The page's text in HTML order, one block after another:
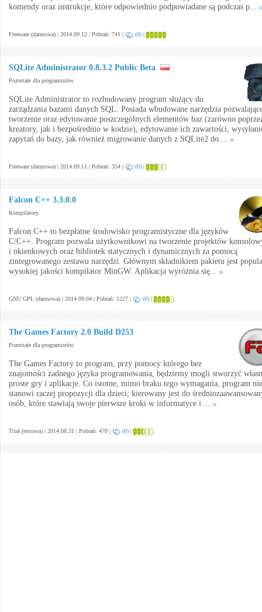
komendy oraz instrukcje, które odpowiednio podpowiadane są podczas p...
Freeware (darmowa) | 2014.09.12 | Pobrań: 741 | (0) |
SQLite Administrator 0.8.3.2 Public Beta
Pozostałe dla programistów
SQLite Administrator to rozbudowany program służący do
zarządzania bazami danych SQL. Posiada wbudowane narzędzia
tworzenie oraz edytowanie poszczególnych elementów baz (zarówno
kreatory, jak i bezpośrednio w kodzie), edytowanie ich zawartości,
zapytań do bazy, jak również migrowanie danych z SQLite2 do ...
Freeware (darmowa) | 2014.09.11 | Pobrań: 354 | (0) |
Falcon C++ 3.3.0.0
Kompilatory
Falcon C++ to bezpłatne środowisko programistyczne dla języków
C/C++. Program pozwala użytkownikowi na tworzenie projektów
i okienkowych oraz bibliotek statycznych i dynamicznych za pomocą
zintegrowanego zestawu narzędzi. Głównym składnikiem pakietu jest
wysokiej jakości kompilator MinGW. Aplikacja wyróżnia się...
GNU GPL (darmowa) | 2014.09.04 | Pobrań: 1227 | (0) |
The Games Factory 2.0 Build D253
Pozostałe dla programistów
The Games Factory to program, przy pomocy którego bez
znajomości żadnego języka programowania, będziemy mogli stworzyć
proste gry i aplikacje. Co istotne, mimo braku tego wymagania, program nie
stanowi raczej propozycji dla dzieci; kierowany jest do
osób, które stawiają swoje pierwsze kroki w informatyce i ...
Trial (testowa) | 2014.08.31 | Pobrań: 470 | (0) |